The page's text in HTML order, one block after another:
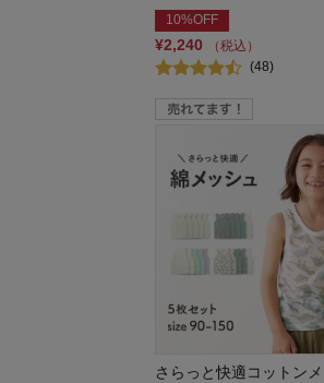
10%OFF
¥2,240
（税込）
(48)
さらっと快適コットン